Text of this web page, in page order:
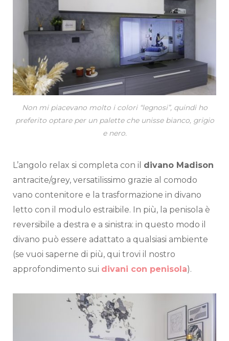
Non mi piacevano molto i colori “legnosi”, quindi ho
preferito optare per un palette che unisse bianco, grigio
e nero.
L’angolo relax si completa con il divano Madison
antracite/grey, versatilissimo grazie al comodo
vano contenitore e la trasformazione in divano
letto con il modulo estraibile. In più, la penisola è
reversibile a destra e a sinistra: in questo modo il
divano può essere adattato a qualsiasi ambiente
(se vuoi saperne di più, qui trovi il nostro
approfondimento sui divani con penisola).